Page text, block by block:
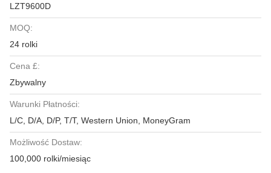
LZT9600D
MOQ:
24 rolki
Cena £:
Zbywalny
Warunki Płatności:
L/C, D/A, D/P, T/T, Western Union, MoneyGram
Możliwość Dostaw:
100,000 rolki/miesiąc